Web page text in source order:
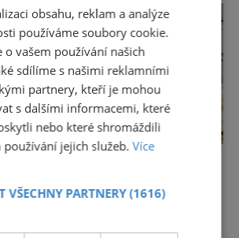
KRAJI: KRAJINA
A ŽIVÉ KULTURY
obsahu, reklam a analýze
používáme soubory cookie.
o vašem používání našich
sdílíme s našimi reklamními
partnery, kteří je mohou
s dalšími informacemi, které
nebo které shromáždili
používání jejich služeb.Více
VŠECHNY PARTNERY(1616)